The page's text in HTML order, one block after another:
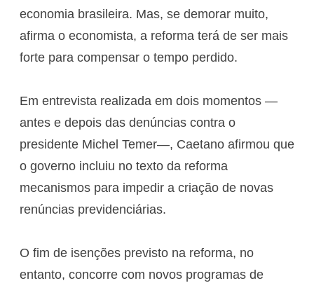
economia brasileira. Mas, se demorar muito,
afirma o economista, a reforma terá de ser mais
forte para compensar o tempo perdido.
Em entrevista realizada em dois momentos —
antes e depois das denúncias contra o
presidente Michel Temer—, Caetano afirmou que
o governo incluiu no texto da reforma
mecanismos para impedir a criação de novas
renúncias previdenciárias.
O fim de isenções previsto na reforma, no
entanto, concorre com novos programas de